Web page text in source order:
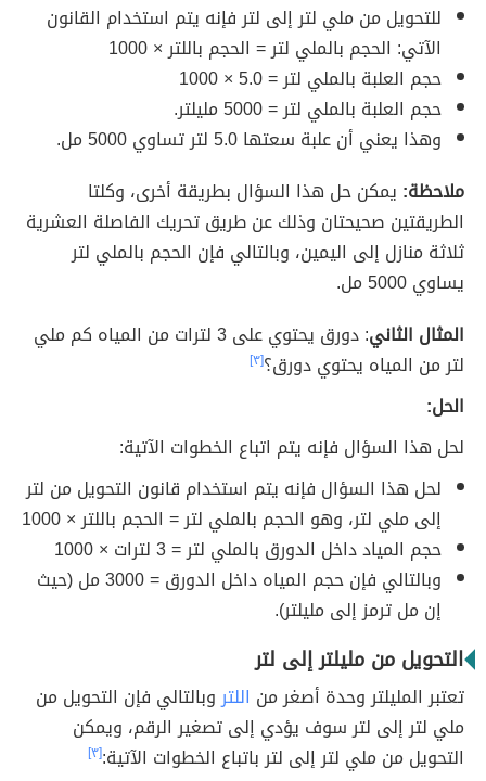
للتحويل من ملي لتر إلى لتر فإنه يتم استخدام القانون
الآتي: الحجم بالملي لتر = الحجم باللتر × 1000
حجم العلبة بالملي لتر = 5.0 × 1000
حجم العلبة بالملي لتر = 5000 مليلتر.
وهذا يعني أن علبة سعتها 5.0 لتر تساوي 5000 مل.
ملاحظة: يمكن حل هذا السؤال بطريقة أخرى، وكلتا
الطريقتين صحيحتان وذلك عن طريق تحريك الفاصلة العشرية
ثلاثة منازل إلى اليمين، وبالتالي فإن الحجم بالملي لتر
يساوي 5000 مل.
المثال الثاني
: دورق يحتوي على 3 لترات من المياه كم ملي
لتر من المياه يحتوي دورق؟[٣]
الحل:
لحل هذا السؤال فإنه يتم اتباع الخطوات الآتية:
لحل هذا السؤال فإنه يتم استخدام قانون التحويل من لتر
إلى ملي لتر، وهو الحجم بالملي لتر = الحجم باللتر × 1000
حجم المياد داخل الدورق بالملي لتر = 3 لترات × 1000
وبالتالي فإن حجم المياه داخل الدورق = 3000 مل (حيث
إن مل ترمز إلى مليلتر).
التحويل من مليلتر إلى لتر
تعتبر المليلتر وحدة أصغر من اللتروبالتالي فإن التحويل من
ملي لتر إلى لتر سوف يؤدي إلى تصغير الرقم، ويمكن
التحويل من ملي لتر إلى لتر باتباع الخطوات الآتية:[٣]